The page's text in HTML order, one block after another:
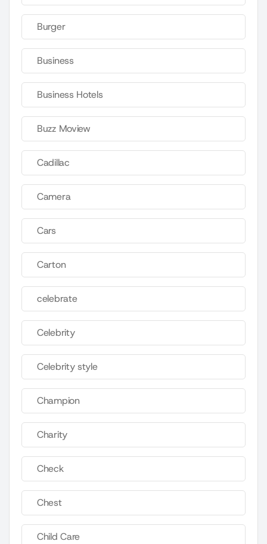
Burger
Business
Business Hotels
Buzz Moview
Cadillac
Camera
Cars
Carton
celebrate
Celebrity
Celebrity style
Champion
Charity
Check
Chest
Child Care